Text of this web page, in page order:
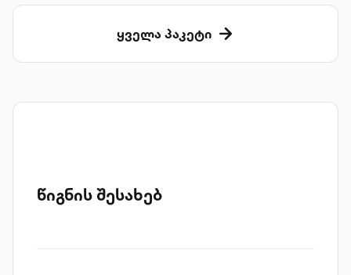
ყველა პაკეტი
წიგნის შესახებ